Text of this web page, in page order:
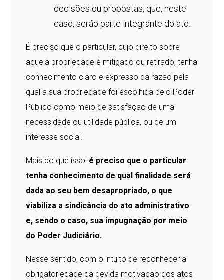
decisões ou propostas, que, neste
caso, serão parte integrante do ato.
É preciso que o particular, cujo direito sobre
aquela propriedade é mitigado ou retirado, tenha
conhecimento claro e expresso da razão pela
qual a sua propriedade foi escolhida pelo Poder
Público como meio de satisfação de uma
necessidade ou utilidade pública, ou de um
interesse social.
Mais do que isso: é preciso que o particular
tenha conhecimento de qual finalidade será
dada ao seu bem desapropriado, o que
viabiliza a sindicância do ato administrativo
e, sendo o caso, sua impugnação por meio
do Poder Judiciário.
Nesse sentido, com o intuito de reconhecer a
obrigatoriedade da devida motivação dos atos